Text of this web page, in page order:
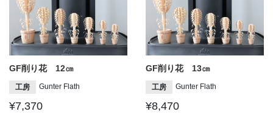
GF削り花 12㎝
工房 Gunter Flath
¥7,370
GF削り花 13㎝
工房 Gunter Flath
¥8,470